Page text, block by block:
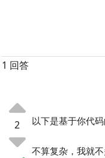
1 回答
2 以下是基于你代码
不算复杂，我就